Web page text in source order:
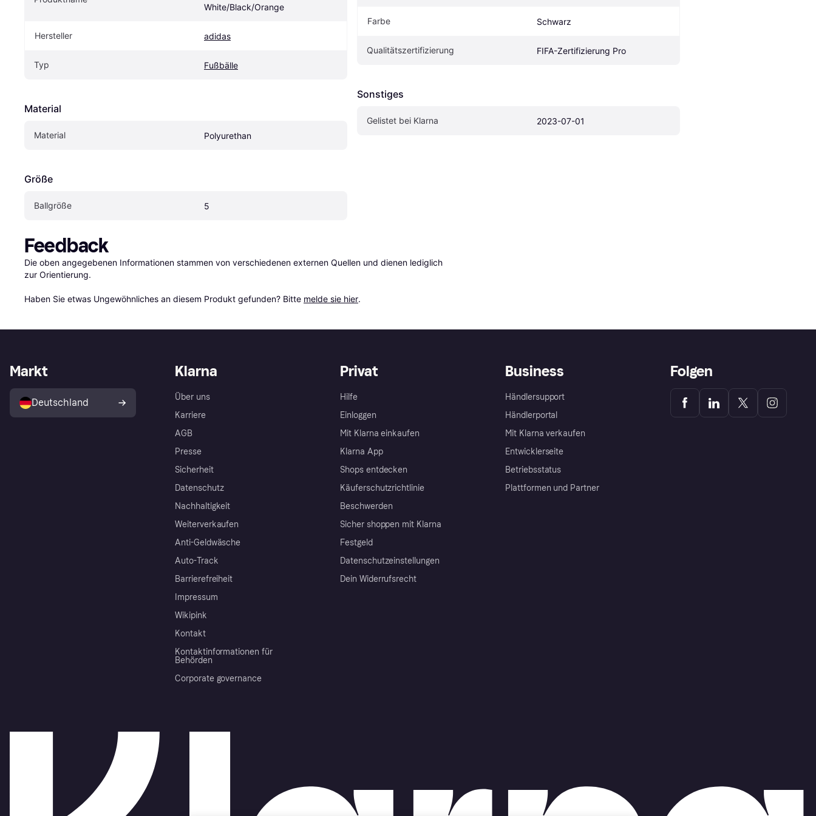
White/Black/Orange
Hersteller adidas
Typ Fußbälle
Material
Material Polyurethan
Größe
Ballgröße 5
Farbe Schwarz
Qualitätszertifizierung FIFA-Zertifizierung Pro
Sonstiges
Gelistet bei Klarna 2023-07-01
Feedback
Die oben angegebenen Informationen stammen von verschiedenen externen Quellen und dienen lediglich
zur Orientierung.
Haben Sie etwas Ungewöhnliches an diesem Produkt gefunden? Bitte melde sie hier.
Klarna
Über uns
Karriere
AGB
Presse
Sicherheit
Datenschutz
Nachhaltigkeit
Weiterverkaufen
Anti-Geldwäsche
Auto-Track
Barrierefreiheit
Impressum
Wikipink
Kontakt
Kontaktinformationen für
Behörden
Corporate governance
Privat
Hilfe
Einloggen
Mit Klarna einkaufen
Klarna App
Shops entdecken
Käuferschutzrichtlinie
Beschwerden
Sicher shoppen mit Klarna
Festgeld
Datenschutzeinstellungen
Dein Widerrufsrecht
Business
Händlersupport
Händlerportal
Mit Klarna verkaufen
Entwicklerseite
Betriebsstatus
Plattformen und Partner
Markt
Deutschland
Folgen